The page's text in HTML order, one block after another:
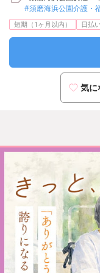
#須磨海浜公園介護・
短期（1ヶ月以内） 日払
気に